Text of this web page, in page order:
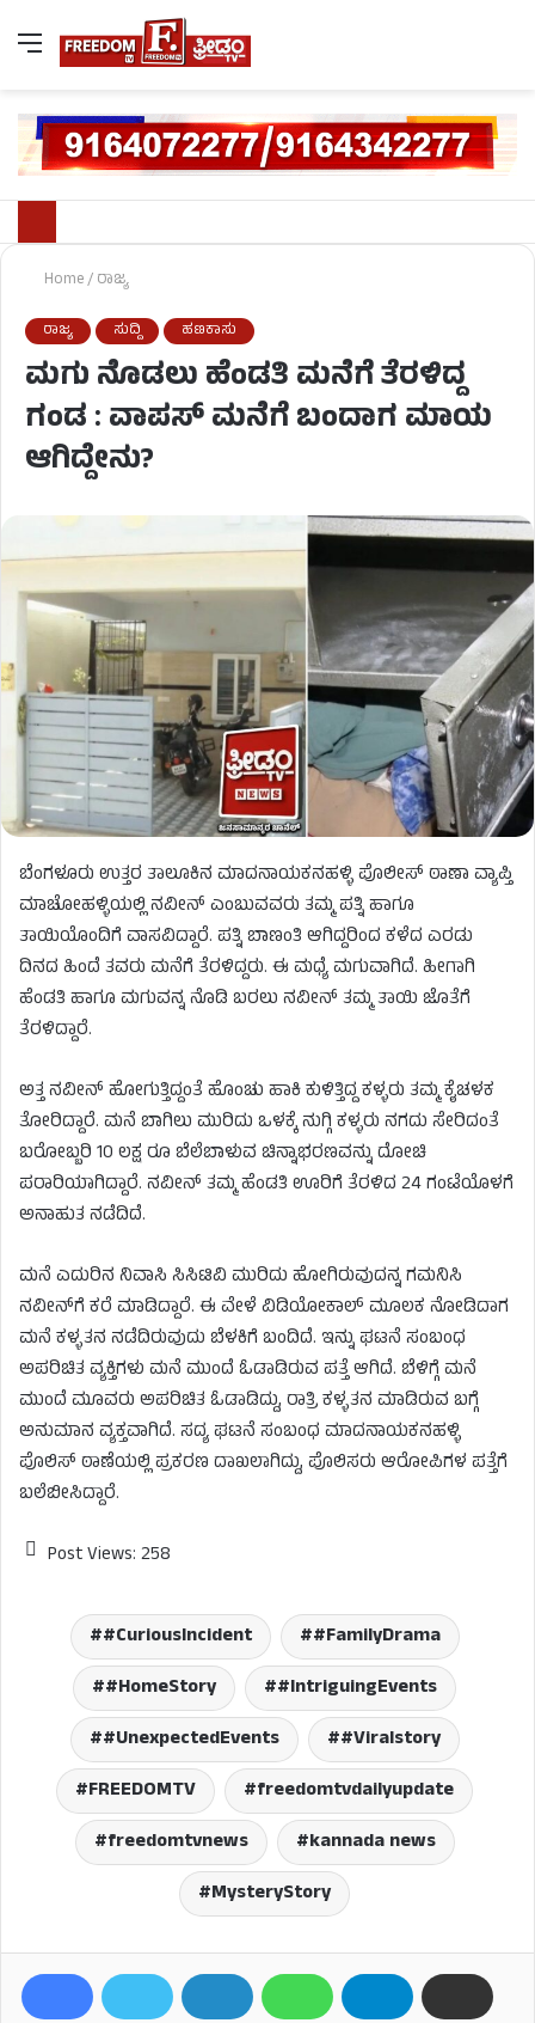
Home/ರಾಜ್ಯ
ರಾಜ್ಯ ಸುದ್ದಿ ಹಣಕಾಸು
ಮಗು ನೊಡಲು ಹೆಂಡತಿ ಮನೆಗೆ ತೆರಳಿದ್ದ
ಗಂಡ : ವಾಪಸ್‌ ಮನೆಗೆ ಬಂದಾಗ ಮಾಯ
ಆಗಿದ್ದೇನು?
ಬೆಂಗಳೂರು ಉತ್ತರ ತಾಲೂಕಿನ ಮಾದನಾಯಕನಹಳ್ಳಿ ಪೊಲೀಸ್ ಠಾಣಾ ವ್ಯಾಪ್ತಿ
ಮಾಚೋಹಳ್ಳಿಯಲ್ಲಿ ನವೀನ್ ಎಂಬುವವರು ತಮ್ಮ ಪತ್ನಿ ಹಾಗೂ
ತಾಯಿಯೊಂದಿಗೆ ವಾಸವಿದ್ದಾರೆ. ಪತ್ನಿ ಬಾಣಂತಿ ಆಗಿದ್ದರಿಂದ ಕಳೆದ ಎರಡು
ದಿನದ ಹಿಂದೆ ತವರು ಮನೆಗೆ ತೆರಳಿದ್ದರು. ಈ ಮಧ್ಯೆ ಮಗುವಾಗಿದೆ. ಹೀಗಾಗಿ
ಹೆಂಡತಿ ಹಾಗೂ ಮಗುವನ್ನ ನೊಡಿ ಬರಲು ನವೀನ್ ತಮ್ಮ ತಾಯಿ ಜೊತೆಗೆ
ತೆರಳಿದ್ದಾರೆ.
ಅತ್ತ ನವೀನ್​​ ಹೋಗುತ್ತಿದ್ದಂತೆ ಹೊಂಚು ಹಾಕಿ ಕುಳಿತ್ತಿದ್ದ ಕಳ್ಳರು ತಮ್ಮ ಕೈಚಳಕ
ತೋರಿದ್ದಾರೆ. ಮನೆ ಬಾಗಿಲು ಮುರಿದು ಒಳಕ್ಕೆ ನುಗ್ಗಿ ಕಳ್ಳರು ನಗದು ಸೇರಿದಂತೆ
ಬರೋಬ್ಬರಿ 10 ಲಕ್ಷ ರೂ ಬೆಲೆಬಾಳುವ ಚಿನ್ನಾಭರಣವನ್ನು ದೋಚಿ
ಪರಾರಿಯಾಗಿದ್ದಾರೆ. ನವೀನ್​ ತಮ್ಮ ಹೆಂಡತಿ ಊರಿಗೆ ತೆರಳಿದ 24 ಗಂಟೆಯೊಳಗೆ
ಅನಾಹುತ ನಡೆದಿದೆ.
ಮನೆ ಎದುರಿನ ನಿವಾಸಿ ಸಿಸಿಟಿವಿ ಮುರಿದು ಹೋಗಿರುವುದನ್ನ ಗಮನಿಸಿ
ನವೀನ್​ಗೆ ಕರೆ ಮಾಡಿದ್ದಾರೆ. ಈ ವೇಳೆ ವಿಡಿಯೋಕಾಲ್ ಮೂಲಕ ನೋಡಿದಾಗ
ಮನೆ ಕಳ್ಳತನ ನಡೆದಿರುವುದು ಬೆಳಕಿಗೆ ಬಂದಿದೆ. ಇನ್ನು ಘಟನೆ ಸಂಬಂಧ
ಅಪರಿಚಿತ ವ್ಯಕ್ತಿಗಳು ಮನೆ ಮುಂದೆ ಓಡಾಡಿರುವ ಪತ್ತೆ ಆಗಿದೆ. ಬೆಳಿಗ್ಗೆ ಮನೆ
ಮುಂದೆ ಮೂವರು ಅಪರಿಚಿತ ಓಡಾಡಿದ್ದು, ರಾತ್ರಿ ಕಳ್ಳತನ ಮಾಡಿರುವ ಬಗ್ಗೆ
ಅನುಮಾನ ವ್ಯಕ್ತವಾಗಿದೆ. ಸದ್ಯ ಘಟನೆ ಸಂಬಂಧ ಮಾದನಾಯಕನಹಳ್ಳಿ
ಪೊಲಿಸ್ ಠಾಣೆಯಲ್ಲಿ ಪ್ರಕರಣ ದಾಖಲಾಗಿದ್ದು, ಪೊಲಿಸರು ಆರೋಪಿಗಳ ಪತ್ತೆಗೆ
ಬಲೆಬೀಸಿದ್ದಾರೆ.
Post Views: 258
#CuriousIncident
#FamilyDrama
#HomeStory
#IntriguingEvents
#UnexpectedEvents
#Viralstory
FREEDOMTV
freedomtvdailyupdate
freedomtvnews
kannada news
MysteryStory